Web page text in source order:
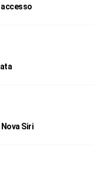
accesso
Siri